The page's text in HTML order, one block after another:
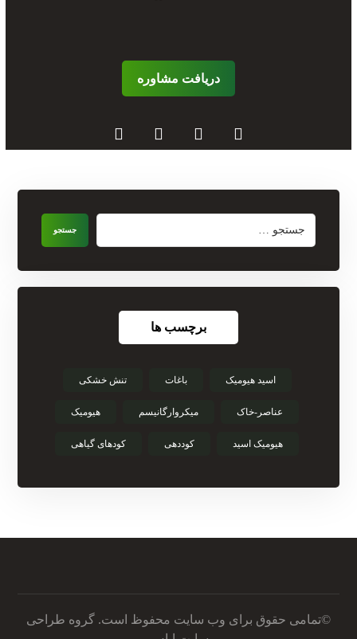
دریافت مشاوره
برچسب ها
اسید‌ هیومیک‌ باغات تنش خشکی
عناصر-خاک میکروارگانیسم هیومیک
هیومیک اسید کوددهی کودهای گیاهی
©تمامی حقوق برای وب سایت محفوظ است. گروه طراحی